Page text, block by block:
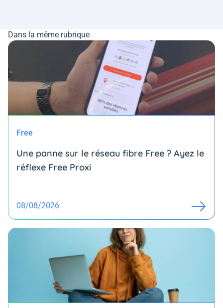
Dans la même rubrique
Free
Une panne sur le réseau fibre Free ? Ayez le
réflexe Free Proxi
08/08/2026